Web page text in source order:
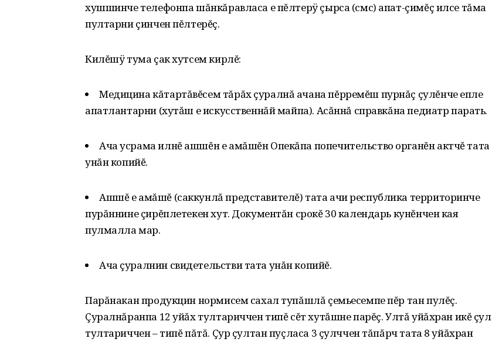
хушшинче телефонпа шăнкăравласа е пĕлтерÿ çырса (смс) апат-çимĕç илсе тăма
пултарни çинчен пĕлтерĕç.
Килĕшÿ тума çак хутсем кирлĕ:
Медицина кăтартăвĕсем тăрăх çуралнă ачана пĕрремĕш пурнăç çулĕнче епле
апатлантарни (хутăш е искусственнăй майпа). Асăннă справкăна педиатр парать.
Ача усрама илнĕ ашшĕн е амăшĕн Опекăпа попечительство органĕн актчĕ тата
унăн копийĕ.
Ашшĕ е амăшĕ (саккунлă представителĕ) тата ачи республика территоринче
пурăннине çирĕплетекен хут. Документăн срокĕ 30 календарь кунĕнчен кая
пулмалла мар.
Ача çуралнин свидетельстви тата унăн копийĕ.
Парăнакан продукцин нормисем сахал тупăшлă çемьесемпе пĕр тан пулĕç.
Çуралнăранпа 12 уйăх тултариччен типĕ сĕт хутăшне парĕç. Ултă уйăхран икĕ çул
тултариччен – типĕ пăтă. Çур çултан пуçласа 3 çулччен тăпăрч тата 8 уйăхран